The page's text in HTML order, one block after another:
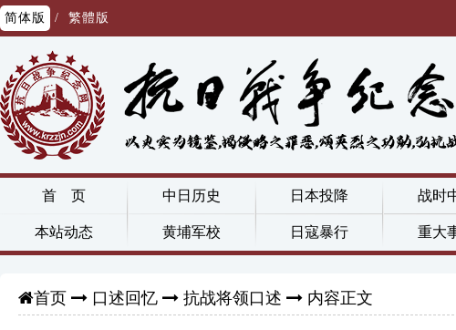
简体版 / 繁體版
首 页 中日历史 日本投降 战时
本站动态 黄埔军校 日寇暴行 重大
首页 口述回忆 抗战将领口述 内容正文